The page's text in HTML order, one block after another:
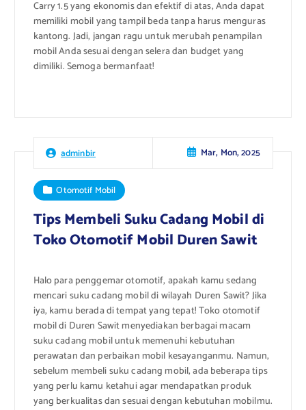
Carry 1.5 yang ekonomis dan efektif di atas, Anda dapat
memiliki mobil yang tampil beda tanpa harus menguras
kantong. Jadi, jangan ragu untuk merubah penampilan
mobil Anda sesuai dengan selera dan budget yang
dimiliki. Semoga bermanfaat!
adminbir Mar, Mon, 2025
Otomotif Mobil
Tips Membeli Suku Cadang Mobil di
Toko Otomotif Mobil Duren Sawit
Halo para penggemar otomotif, apakah kamu sedang
mencari suku cadang mobil di wilayah Duren Sawit? Jika
iya, kamu berada di tempat yang tepat! Toko otomotif
mobil di Duren Sawit menyediakan berbagai macam
suku cadang mobil untuk memenuhi kebutuhan
perawatan dan perbaikan mobil kesayanganmu. Namun,
sebelum membeli suku cadang mobil, ada beberapa tips
yang perlu kamu ketahui agar mendapatkan produk
yang berkualitas dan sesuai dengan kebutuhan mobilmu.